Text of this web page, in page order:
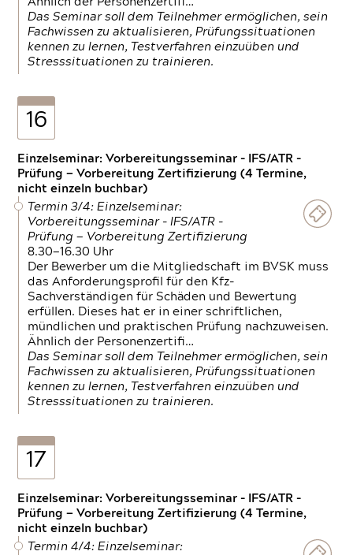
Das Seminar soll dem Teilnehmer ermöglichen, sein
Fachwissen zu aktualisieren, Prüfungssituationen
kennen zu lernen, Testverfahren einzuüben und
Stresssituationen zu trainieren.
16
Einzelseminar: Vorbereitungsseminar - IFS/ATR -
Prüfung — Vorbereitung Zertifizierung (4 Termine,
nicht einzeln buchbar)
Termin 3/4: Einzelseminar:
Vorbereitungsseminar - IFS/ATR -
Prüfung — Vorbereitung Zertifizierung
8.30—16.30 Uhr
Der Bewerber um die Mitgliedschaft im BVSK muss
das Anforderungsprofil für den Kfz-
Sachverständigen für Schäden und Bewertung
erfüllen. Dieses hat er in einer schriftlichen,
mündlichen und praktischen Prüfung nachzuweisen.
Ähnlich der Personenzertifi…
Das Seminar soll dem Teilnehmer ermöglichen, sein
Fachwissen zu aktualisieren, Prüfungssituationen
kennen zu lernen, Testverfahren einzuüben und
Stresssituationen zu trainieren.
17
Einzelseminar: Vorbereitungsseminar - IFS/ATR -
Prüfung — Vorbereitung Zertifizierung (4 Termine,
nicht einzeln buchbar)
Termin 4/4: Einzelseminar: